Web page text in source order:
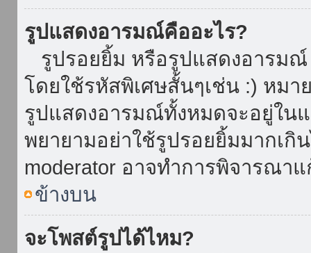
รูปแสดงอารมณ์คืออะไร?
รูปรอยยิ้ม หรือรูปแสดงอารมณ์
โดยใช้รหัสพิเศษสั้นๆเช่น :) หมา
รูปแสดงอารมณ์ทั้งหมดจะอยู่ใ
พยายามอย่าใช้รูปรอยยิ้มมากเกิ
moderator อาจทำการพิจารณา
ข้างบน
จะโพสต์รูปได้ไหม?